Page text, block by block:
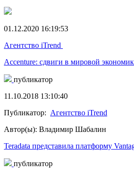
01.12.2020 16:19:53
Агентство iTrend
Accenture: сдвиги в мировой
публикатор
11.10.2018 13:10:40
Публикатор: Агентство iTrend
Автор(ы): Владимир Шабалин
Teradata представила платформу
публикатор